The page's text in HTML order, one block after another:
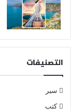
التصنيفات
سير
كتب